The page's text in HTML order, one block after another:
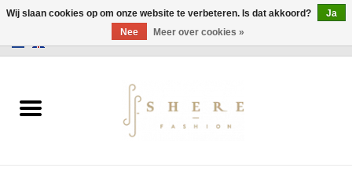
Jurken
Wij slaan cookies op om onze website te verbeteren. Is dat akkoord?
Ja
Nee
Meer over cookies »